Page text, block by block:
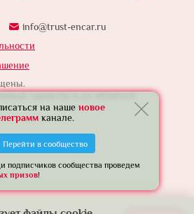
характер и не является
info@trust-encar.ru
на наше новое
канале.
Перейти в сообщество
подписчиков сообщества проведем
призов!